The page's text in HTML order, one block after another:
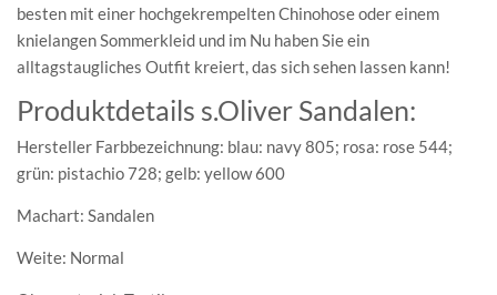
besten mit einer hochgekrempelten Chinohose oder einem
knielangen Sommerkleid und im Nu haben Sie ein
alltagstaugliches Outfit kreiert, das sich sehen lassen kann!
Produktdetails s.Oliver Sandalen:
Hersteller Farbbezeichnung: blau: navy 805; rosa: rose 544;
grün: pistachio 728; gelb: yellow 600
Machart: Sandalen
Weite: Normal